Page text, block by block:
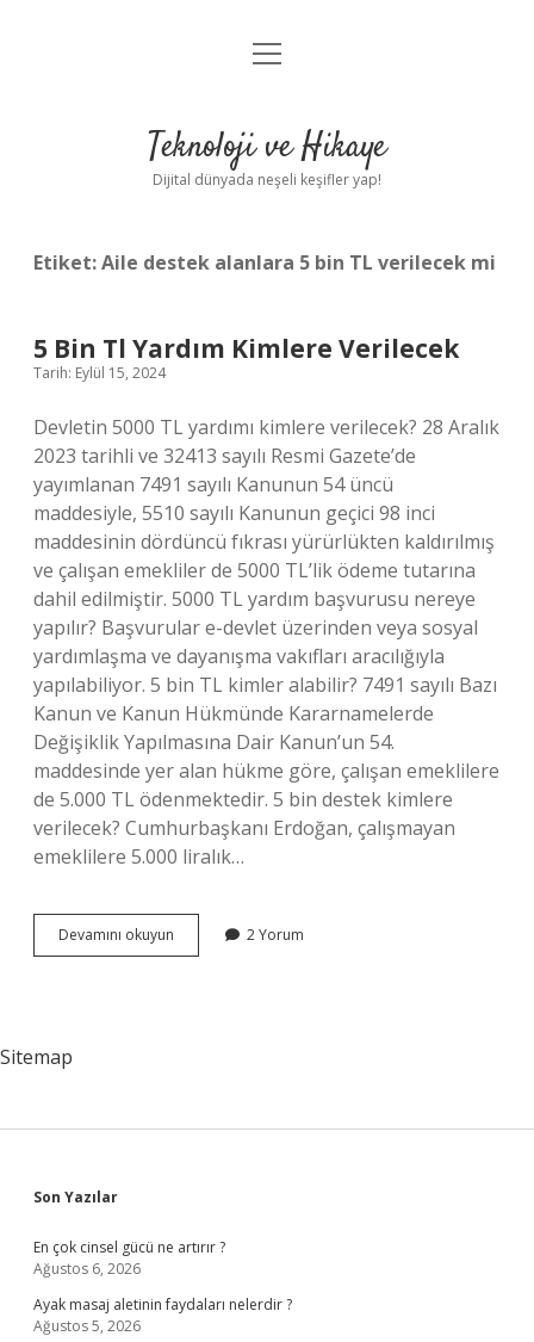
Anasayfa
Yasal Uyarı
menüyü
Teknoloji ve Hikaye
Dijital dünyada neşeli keşifler yap!
Etiket:Aile destek alanlara 5 bin TL verilecek mi
5 Bin Tl Yardım Kimlere Verilecek
Tarih: Eylül 15, 2024
Devletin 5000 TL yardımı kimlere verilecek? 28 Aralık
2023 tarihli ve 32413 sayılı Resmi Gazete’de
yayımlanan 7491 sayılı Kanunun 54 üncü
maddesiyle, 5510 sayılı Kanunun geçici 98 inci
maddesinin dördüncü fıkrası yürürlükten kaldırılmış
ve çalışan emekliler de 5000 TL’lik ödeme tutarına
dahil edilmiştir. 5000 TL yardım başvurusu nereye
yapılır? Başvurular e-devlet üzerinden veya sosyal
yardımlaşma ve dayanışma vakıfları aracılığıyla
yapılabiliyor. 5 bin TL kimler alabilir? 7491 sayılı Bazı
Kanun ve Kanun Hükmünde Kararnamelerde
Değişiklik Yapılmasına Dair Kanun’un 54.
maddesinde yer alan hükme göre, çalışan emeklilere
de 5.000 TL ödenmektedir. 5 bin destek kimlere
verilecek? Cumhurbaşkanı Erdoğan, çalışmayan
emeklilere 5.000 liralık…
Devamını okuyun
Bin
2 Yorum
Sitemap
Sidebar
Son Yazılar
En çok cinsel gücü ne artırır ?
Ağustos 6, 2026
Ayak masaj aletinin faydaları nelerdir ?
Ağustos 5, 2026